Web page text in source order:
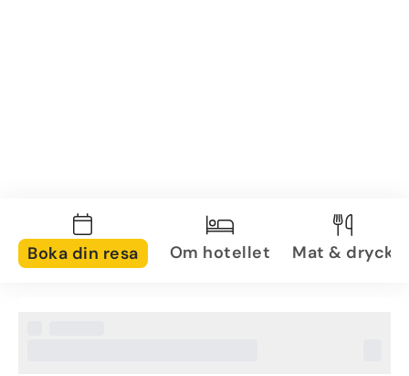
Boka din resa Om hotellet Mat & dryck